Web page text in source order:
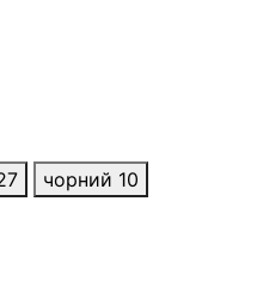
чорний 10